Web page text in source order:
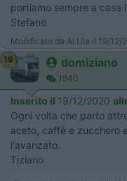
portiamo sempre a casa
Stefano
Modificato da Al Ula il 19/12/
19
domiziano
1840
Inserito il 19/12/2020
Ogni volta che parto
aceto, caffè e zucchero
l'avanzato.
Tiziano